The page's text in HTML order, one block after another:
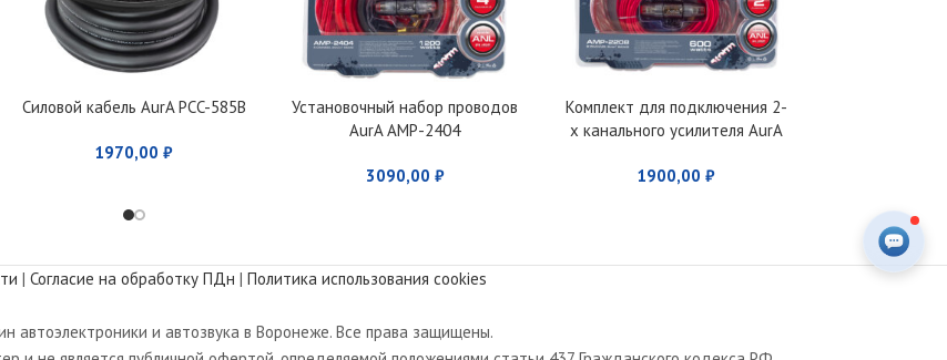
Силовой кабель AurA PCC-585B
1970,00₽
Установочный набор проводов
AurA AMP-2404
3090,00 ₽
Комплект для подключения 2-
х канального усилителя AurA
1900,00₽
| Согласие на обработку ПДн | Политика использования cookies
автоэлектроники и автозвука в Воронеже. Все права защищены.